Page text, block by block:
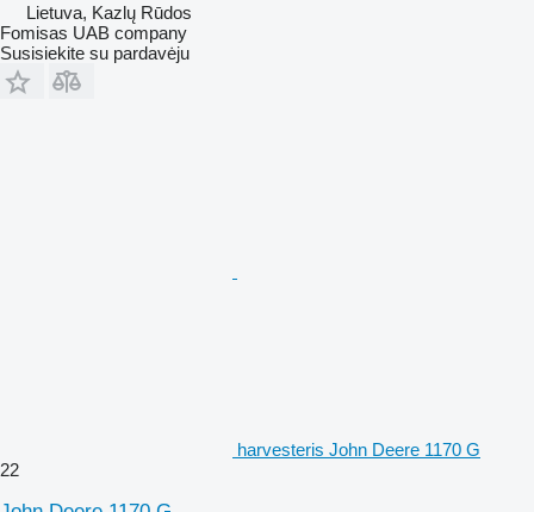
Lietuva, Kazlų Rūdos
Fomisas UAB company
Susisiekite su pardavėju
harvesteris John Deere 1170 G
22